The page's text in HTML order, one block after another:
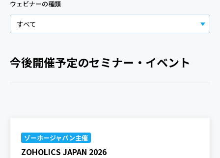
ウェビナーの種類
すべて
今後開催予定のセミナー・イベント
ゾーホージャパン主催
ZOHOLICS JAPAN 2026